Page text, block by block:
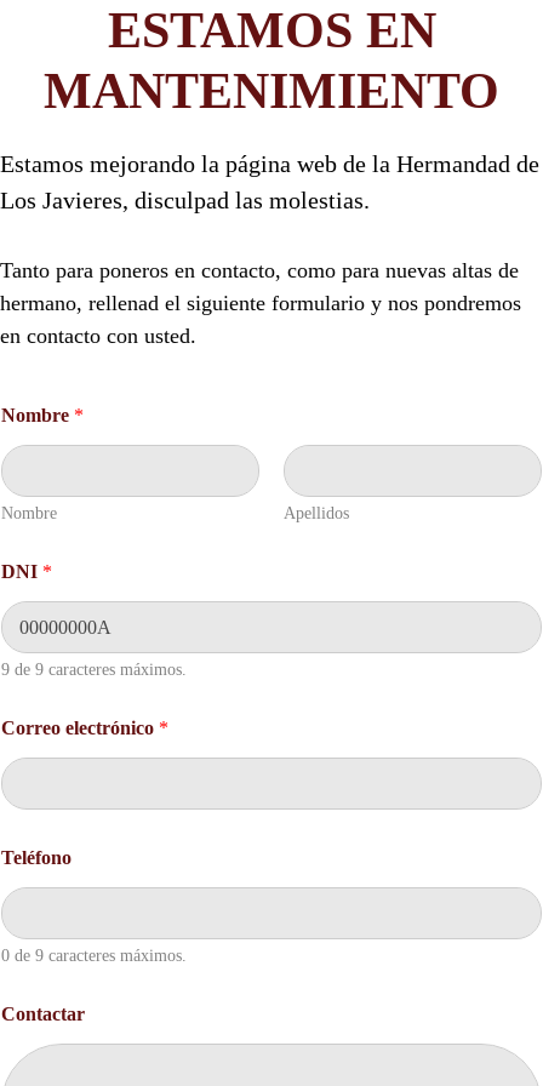
ESTAMOS EN
MANTENIMIENTO
Estamos mejorando la página web de la Hermandad de
Los Javieres, disculpad las molestias.
Tanto para poneros en contacto, como para nuevas altas de
hermano, rellenad el siguiente formulario y nos pondremos
en contacto con usted.
e
é
f
o
D
N
I
N
o
b
e
Nombre *
Nombre Apellidos
DNI *
9 de 9 caracteres máximos.
Correo electrónico *
Teléfono
0 de 9 caracteres máximos.
Contactar